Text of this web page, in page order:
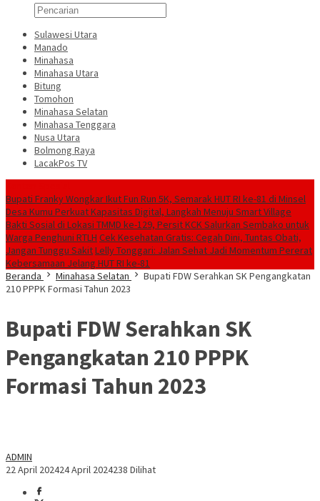
Sulawesi Utara
Manado
Minahasa
Minahasa Utara
Bitung
Tomohon
Minahasa Selatan
Minahasa Tenggara
Nusa Utara
Bolmong Raya
LacakPos TV
Bupati Franky Wongkar Ikut Fun Run 5K, Semarak HUT RI ke-81 di Minsel
Desa Kumu Perkuat Kapasitas Digital, Langkah Menuju Smart Village
Bakti Sosial di Lokasi TMMD ke-129, Persit KCK Salurkan Sembako untuk
Warga Penghuni RTLH Cek Kesehatan Gratis: Cegah Dini, Tuntas Obati,
Jangan Tunggu SakitLelly Tonggari: Jalan Sehat Jadi Momentum Pererat
Kebersamaan Jelang HUT RI ke-81
Beranda
Minahasa Selatan
Bupati FDW Serahkan SK Pengangkatan
210 PPPK Formasi Tahun 2023
Bupati FDW Serahkan SK
Pengangkatan 210 PPPK
Formasi Tahun 2023
ADMIN
22 April 202424 April 2024238 Dilihat